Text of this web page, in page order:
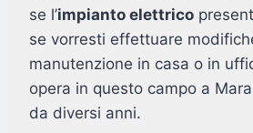
se l’impianto elettrico
se vorresti effettuare
manutenzione in casa o in
opera in questo campo a
da diversi anni.